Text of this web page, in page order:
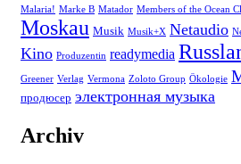
Malaria! Marke B Matador Members of the Ocean
Moskau Musik Musik+X Netaudio
Kino Produzentin readymedia
Greener Verlag Vermona Zoloto Group Ökologie
продюсер электронная музыка
Archiv